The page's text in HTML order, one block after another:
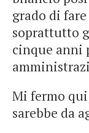
grado di
soprattutto
cinque anni
Mi fermo
sarebbe da